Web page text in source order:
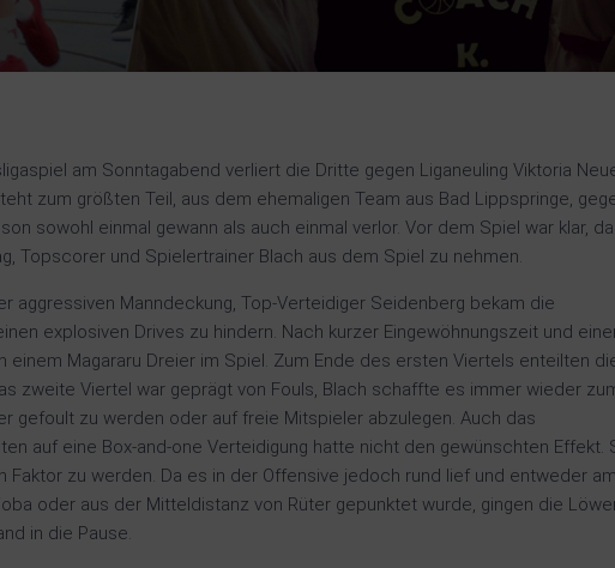
am Sonntagabend verliert die Dritte gegen Liganeuling Viktoria
zum größten Teil, aus dem ehemaligen Team aus Bad Lippspringe,
sowohl einmal gewann als auch einmal verlor. Vor dem Spiel war klar,
Topscorer und Spielertrainer Blach aus dem Spiel zu nehmen.
aggressiven Manndeckung, Top-Verteidiger Seidenberg bekam die
explosiven Drives zu hindern. Nach kurzer Eingewöhnungszeit und
einem Magararu Dreier im Spiel. Zum Ende des ersten Viertels enteilten
zweite Viertel war geprägt von Fouls, Blach schaffte es immer wieder
gefoult zu werden oder auf freie Mitspieler abzulegen. Auch das
auf eine Box-and-one Verteidigung hatte nicht den gewünschten Effekt.
Faktor zu werden. Da es in der Offensive jedoch rund lief und entweder
oder aus der Mitteldistanz von Rüter gepunktet wurde, gingen die
in die Pause.